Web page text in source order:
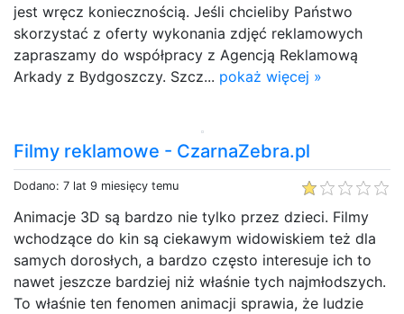
jest wręcz koniecznością. Jeśli chcieliby Państwo
skorzystać z oferty wykonania zdjęć reklamowych
zapraszamy do współpracy z Agencją Reklamową
Arkady z Bydgoszczy. Szcz... pokaż więcej »
Filmy reklamowe - CzarnaZebra.pl
Dodano: 7 lat 9 miesięcy temu
Animacje 3D są bardzo nie tylko przez dzieci. Filmy
wchodzące do kin są ciekawym widowiskiem też dla
samych dorosłych, a bardzo często interesuje ich to
nawet jeszcze bardziej niż właśnie tych najmłodszych.
To właśnie ten fenomen animacji sprawia, że ludzie